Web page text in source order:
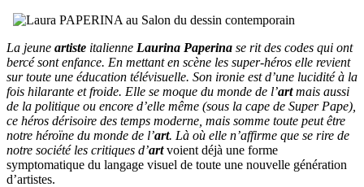
La jeune artiste italienne Laurina Paperina se rit des codes qui ont
bercé sont enfance. En mettant en scène les super-héros elle revient
sur toute une éducation télévisuelle. Son ironie est d’une lucidité à la
fois hilarante et froide. Elle se moque du monde de l’artmais aussi
de la politique ou encore d’elle même (sous la cape de Super Pape),
ce héros dérisoire des temps moderne, mais somme toute peut être
notre héroïne du monde de l’art. Là où elle n’affirme que se rire de
notre société les critiques d’artvoient déjà une forme
symptomatique du langage visuel de toute une nouvelle génération
d’artistes.